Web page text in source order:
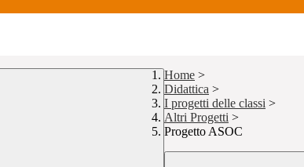
Home >
Didattica >
I progetti delle classi >
Altri Progetti >
Progetto ASOC